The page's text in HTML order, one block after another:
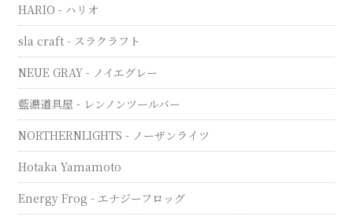
HARIO - ハリオ
sla craft - スラクラフト
NEUE GRAY - ノイエグレー
藍濃道具屋 - レンノンツールバー
NORTHERNLIGHTS - ノーザンライツ
Hotaka Yamamoto
Energy Frog - エナジーフロッグ